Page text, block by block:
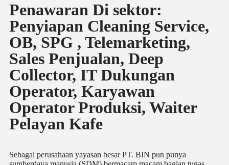
Penawaran Di sektor:
Penyiapan Cleaning Service,
OB, SPG , Telemarketing,
Sales Penjualan, Deep
Collector, IT Dukungan
Operator, Karyawan
Operator Produksi, Waiter
Pelayan Kafe
Sebagai perusahaan yayasan besar PT. BIN pun punya